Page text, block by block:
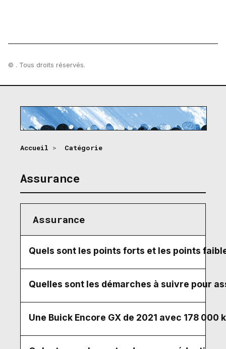
© . Tous droits réservés.
Accueil > Catégorie
Assurance
Assurance
Quels sont les points forts et les points
Quelles sont les démarches à suivre pour
Une Buick Encore GX de 2021 avec 178